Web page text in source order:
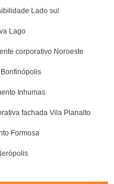
Lado sul
Lago
corporativo Noroeste
Inhumas
fachada Vila Planalto
Formosa